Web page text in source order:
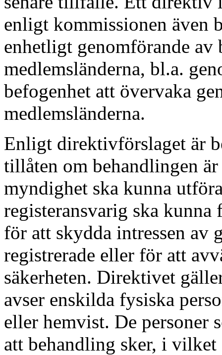
enligt kommissionen även
enhetligt genomförande av
medlemsländerna, bl.a.
befogenhet att övervaka
medlemsländerna.
Enligt direktivförslaget är
tillåten om behandlingen
myndighet ska kunna
registeransvarig ska
för att skydda intressen av
registrerade eller för att
säkerheten. Direktivet
avser enskilda fysiska
eller hemvist. De personer
att behandling sker, i